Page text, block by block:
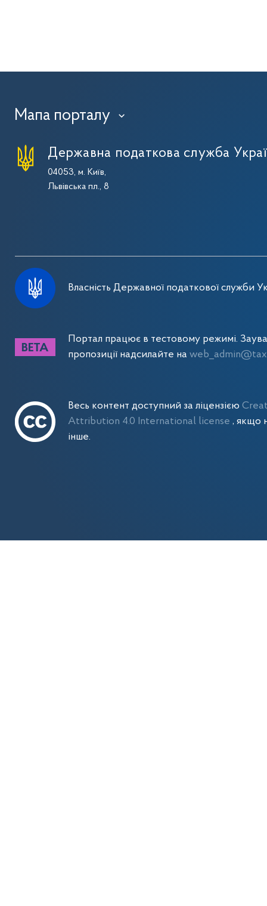
Мапа порталу ›
Державна податкова служба
04053, м. Київ,
Львівська пл., 8
Власність Державної податкової служби
Портал працює в тестовому режимі.
пропозиції надсилайте на
Весь контент доступний за ліцензією
Attribution 4.0 International license, якщо
інше.